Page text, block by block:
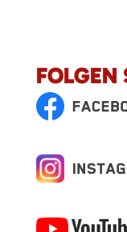
FOLGEN